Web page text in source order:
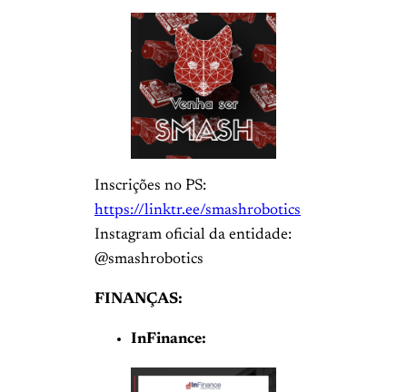
Inscrições no PS:
https://linktr.ee/smashrobotics
Instagram oficial da entidade:
@smashrobotics
FINANÇAS:
InFinance: